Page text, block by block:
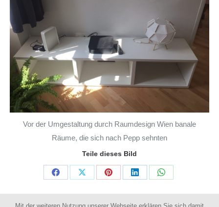
Vor der Umgestaltung durch Raumdesign Wien banale
Räume, die sich nach Pepp sehnten
Teile dieses Bild
Share
on
Share
on
Share
on
Share
on
Share
on